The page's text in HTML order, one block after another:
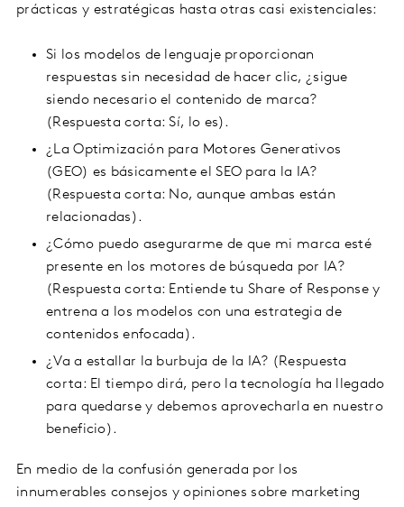
prácticas y estratégicas hasta otras casi existenciales:
Si los modelos de lenguaje proporcionan
respuestas sin necesidad de hacer clic, ¿sigue
siendo necesario el contenido de marca?
(Respuesta corta: Sí, lo es).
¿La Optimización para Motores Generativos
(GEO) es básicamente el SEO para la IA?
(Respuesta corta: No, aunque ambas están
relacionadas).
¿Cómo puedo asegurarme de que mi marca esté
presente en los motores de búsqueda por IA?
(Respuesta corta: Entiende tu Share of Response y
entrena a los modelos con una estrategia de
contenidos enfocada).
¿Va a estallar la burbuja de la IA? (Respuesta
corta: El tiempo dirá, pero la tecnología ha llegado
para quedarse y debemos aprovecharla en nuestro
beneficio).
En medio de la confusión generada por los
innumerables consejos y opiniones sobre marketing